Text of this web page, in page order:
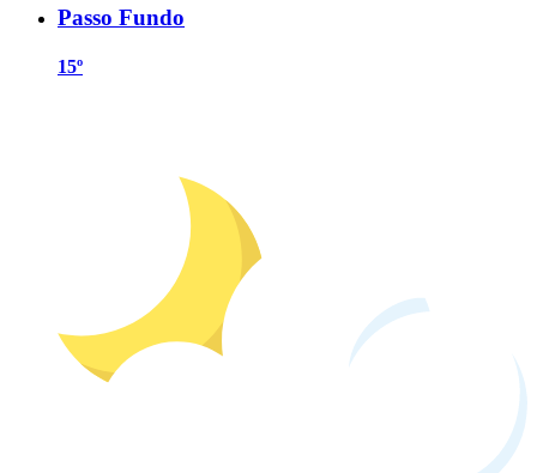
Passo Fundo
15º